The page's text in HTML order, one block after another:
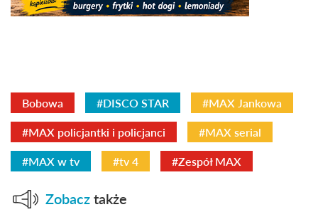
Bobowa #DISCO STAR #MAX Jankowa
#MAX policjantki i policjanci #MAX serial
#MAX w tv #tv 4 #Zespół MAX
Zobacz także